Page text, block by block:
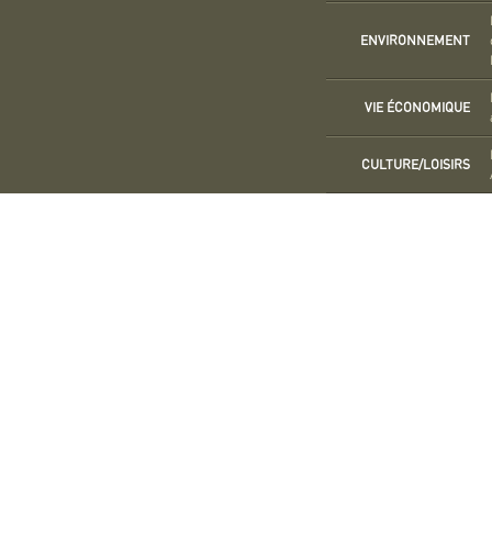
ENVIRONNEMENT
VIE ÉCONOMIQUE
CULTURE/LOISIRS